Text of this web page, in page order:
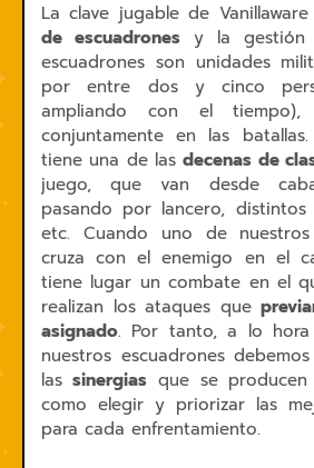
La clave jugable de
de escuadrones y la gestión
escuadrones son unidades
por entre dos y cinco
ampliando con el tiempo),
conjuntamente en las
tiene una de lasdecenas de
juego, que van desde
pasando por lancero,
etc. Cuando uno de nuestros
cruza con el enemigo en el
tiene lugar un combate en el
realizan los ataques que
asignado. Por tanto, a lo hora
nuestros escuadrones
las sinergiasque se producen
como elegir y priorizar las
para cada enfrentamiento.